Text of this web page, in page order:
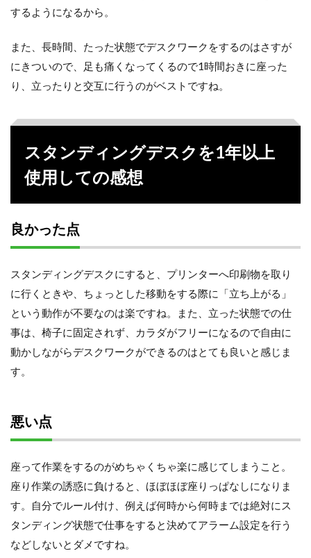
するようになるから。
また、長時間、たった状態でデスクワークをするのはさすが
にきついので、足も痛くなってくるので1時間おきに座った
り、立ったりと交互に行うのがベストですね。
スタンディングデスクを1年以上
使用しての感想
良かった点
スタンディングデスクにすると、プリンターへ印刷物を取り
に行くときや、ちょっとした移動をする際に「立ち上がる」
という動作が不要なのは楽ですね。また、立った状態での仕
事は、椅子に固定されず、カラダがフリーになるので自由に
動かしながらデスクワークができるのはとても良いと感じま
す。
悪い点
座って作業をするのがめちゃくちゃ楽に感じてしまうこと。
座り作業の誘惑に負けると、ほぼほぼ座りっぱなしになりま
す。自分でルール付け、例えば何時から何時までは絶対にス
タンディング状態で仕事をすると決めてアラーム設定を行う
などしないとダメですね。